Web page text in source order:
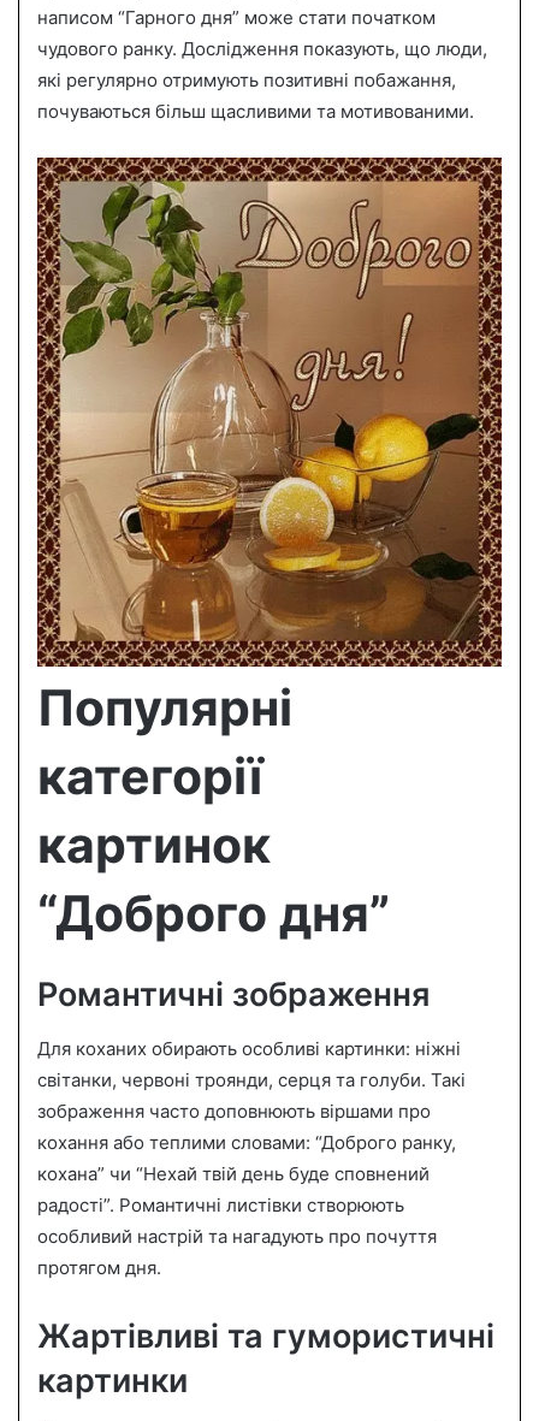
написом “Гарного дня” може стати початком
чудового ранку. Дослідження показують, що люди,
які регулярно отримують позитивні побажання,
почуваються більш щасливими та мотивованими.
Популярні
категорії
картинок
“Доброго дня”
Романтичні зображення
Для коханих обирають особливі картинки: ніжні
світанки, червоні троянди, серця та голуби. Такі
зображення часто доповнюють віршами про
кохання або теплими словами: “Доброго ранку,
кохана” чи “Нехай твій день буде сповнений
радості”. Романтичні листівки створюють
особливий настрій та нагадують про почуття
протягом дня.
Жартівливі та гумористичні
картинки